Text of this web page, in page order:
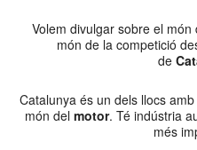
Volem divulgar sobre el món
món de la competició
de
Catalunya és un dels llocs
món del motor. Té indústria
més